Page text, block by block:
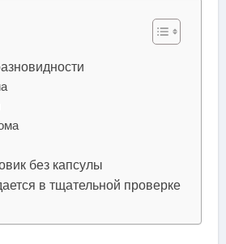
без капсулы
в тщательной проверке